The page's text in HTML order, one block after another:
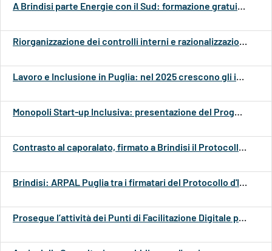
A Brindisi parte Energie con il Sud: formazione gratuita e lavoro nell’energia del futuro.
Riorganizzazione dei controlli interni e razionalizzazione della spesa: atti conseguenti nel rispetto della direttiva impartita dalla Presidenza della Giunta Regionale
Lavoro e Inclusione in Puglia: nel 2025 crescono gli iscritti e migliorano per il secondo anno consecutivo gli inserimenti mirati per le persone con disabilità e delle altre categorie protette (Legge 68/99)
Monopoli Start-up Inclusiva: presentazione del Progetto Sperimentale per la Riabilitazione Sociale e l'Inclusione
Contrasto al caporalato, firmato a Brindisi il Protocollo d’intesa tra Regione Puglia, Prefettura e Procura di Brindisi
Brindisi: ARPAL Puglia tra i firmatari del Protocollo d'Intesa contro il Caporalato
Prosegue l’attività dei Punti di Facilitazione Digitale presso i Centri per l'Impiego ARPAL Puglia